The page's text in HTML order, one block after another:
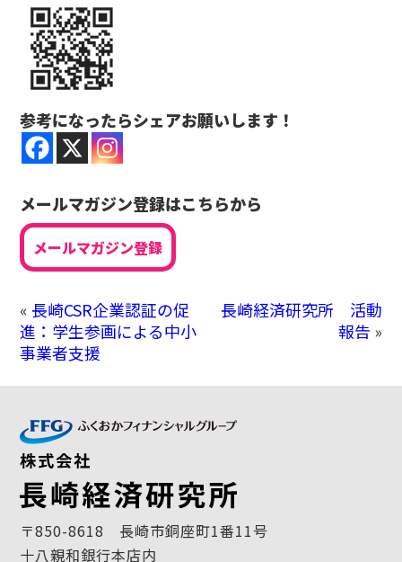
参考になったらシェアお願いします！
メールマガジン登録はこちらから
メールマガジン登録
«長崎CSR企業認証の促
進：学生参画による中小
事業者支援
長崎経済研究所 活動
報告 »
〒850-8618 長崎市銅座町1番11号
十八親和銀行本店内